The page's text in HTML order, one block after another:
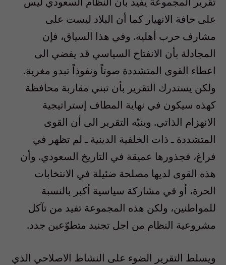
على حافة الانهيار كما أن البلاد ليست على
مشارف حرب أهلية. وفي هذا السياق، فإن
المجادلة بأن الانفتاح السياسي قد يفضي الى
اعطاء القوى المتشددة صوتاً ونفوذاً تبدو مغرية.
ولكن يستدرك التقرير بأن تبني مقاربة محافظة
كهذه سيكون في نهاية المطاف إستراتيجية
الانهزام الذاتي. وينبّه التقرير الى أن القوى
المتشددة ـ ذات الخلفية الدينية ـ لم تظهر في
فراغ، فجذورها عميقة في التاريخ السعودي. وأن
هذه القوى لديها مصلحة ضئيلة في الانتخابات
الحرة، أو في مشاركة سياسية أكبر بالنسبة
للمواطنين، ولكن هذه المجموعة تفيد من تآكل
مشروعية النظام من اجل تجنيد متطوّعين جدد.
ويسلط التقرير الضوء على النشاط الاصلاحي الذي